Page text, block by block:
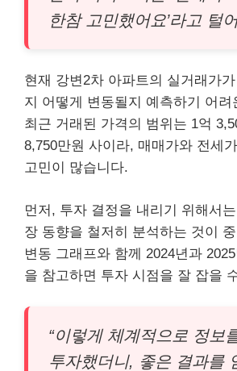
한참 고민했어요’라고 털
현재 강변2차 아파트의 실거래가
지 어떻게 변동될지 예측하기 어려
최근 거래된 가격의 범위는 1억
8,750만원 사이라, 매매가와 전세
고민이 많습니다.
먼저, 투자 결정을 내리기 위해서
장 동향을 철저히 분석하는 것이
변동 그래프와 함께 2024년과
을 참고하면 투자 시점을 잘 잡을
“이렇게 체계적으로 정보
투자했더니, 좋은 결과를